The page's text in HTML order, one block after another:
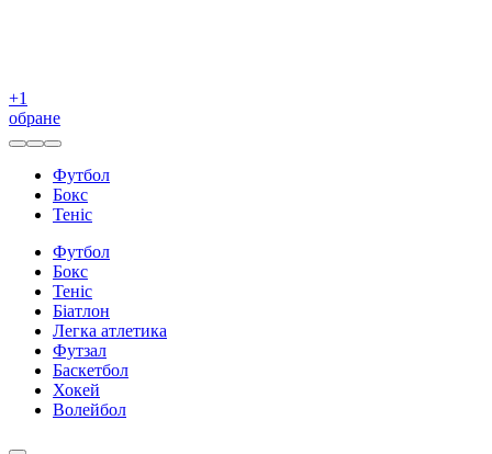
+1
обране
Футбол
Бокс
Теніс
Футбол
Бокс
Теніс
Біатлон
Легка атлетика
Футзал
Баскетбол
Хокей
Волейбол